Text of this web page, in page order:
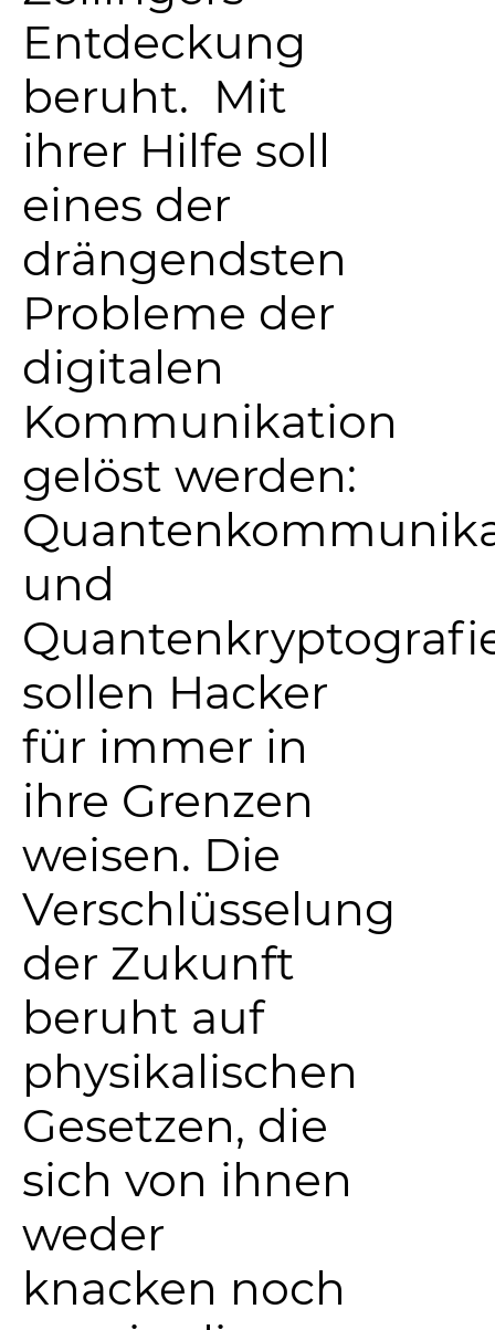
Entdeckung
beruht. Mit
ihrer Hilfe soll
eines der
drängendsten
Probleme der
digitalen
Kommunikation
gelöst werden:
und
sollen Hacker
für immer in
ihre Grenzen
weisen. Die
Verschlüsselung
der Zukunft
beruht auf
physikalischen
Gesetzen, die
sich von ihnen
weder
knacken noch